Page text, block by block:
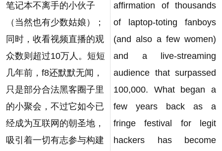
笔记本不离手的小伙子
（当然也有少数姑娘）；
同时，收看视频直播的观
众数则超过10万人。短短
几年前，f8还默默无闻，
只是部分合法黑客圈子里
的小聚会，不过它如今已
经成为互联网的朝圣地，
吸引着一切有志参与构建
affirmation of thousands
of laptop-toting fanboys
(and also a few women)
and a live-streaming
audience that surpassed
100,000. What began a
few years back as a
fringe festival for legit
hackers has become